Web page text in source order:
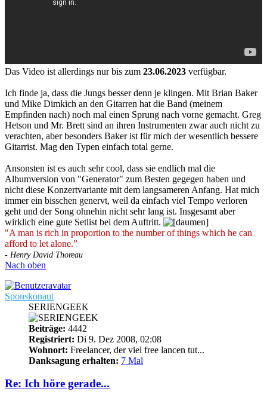
Das Video ist allerdings nur bis zum 23.06.2023 verfügbar.
Ich finde ja, dass die Jungs besser denn je klingen. Mit Brian Baker
und Mike Dimkich an den Gitarren hat die Band (meinem
Empfinden nach) noch mal einen Sprung nach vorne gemacht. Greg
Hetson und Mr. Brett sind an ihren Instrumenten zwar auch nicht zu
verachten, aber besonders Baker ist für mich der wesentlich bessere
Gitarrist. Mag den Typen einfach total gerne.
Ansonsten ist es auch sehr cool, dass sie endlich mal die
Albumversion von "Generator" zum Besten gegegen haben und
nicht diese Konzertvariante mit dem langsameren Anfang. Hat mich
immer ein bisschen genervt, weil da einfach viel Tempo verloren
geht und der Song ohnehin nicht sehr lang ist. Insgesamt aber
wirklich eine gute Setlist bei dem Auftritt.
"A man is rich in proportion to the number of things which he can
afford to let alone.”
- Henry David Thoreau
Nach oben
Sponskonaut
SERIENGEEK
Beiträge: 4442
Registriert: Di 9. Dez 2008, 02:08
Wohnort: Freelancer, der viel free lancen tut...
Danksagung erhalten: 7 Mal
Re: Ich höre gerade...